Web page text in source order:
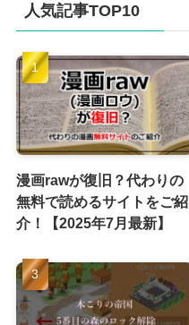
ブ
人気記事TOP10
漫画rawが復旧？代わりの
無料で読めるサイトをご紹
介！【2025年7月最新】